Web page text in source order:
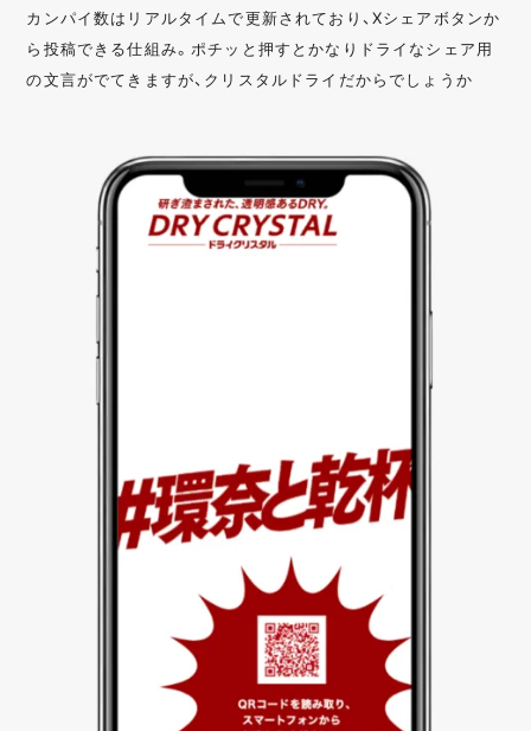
カンパイ数はリアルタイムで更新されており、Xシェアボタンか
ら投稿できる仕組み。ポチッと押すとかなりドライなシェア用
の文言がでてきますが、クリスタルドライだからでしょうか